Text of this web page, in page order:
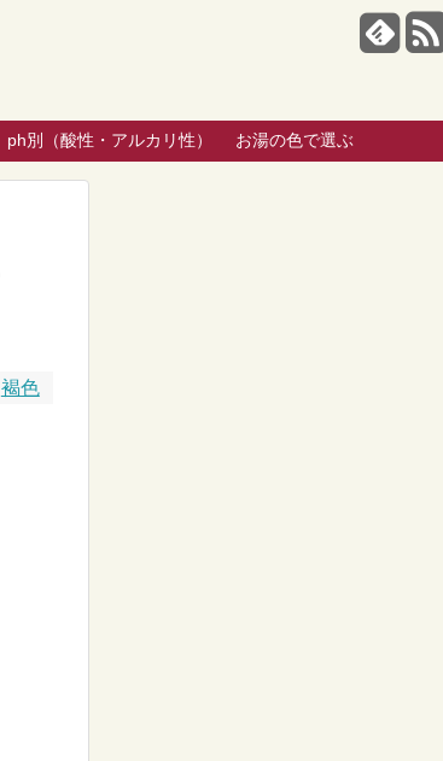
ph別（酸性・アルカリ性） お湯の色で選ぶ
褐色